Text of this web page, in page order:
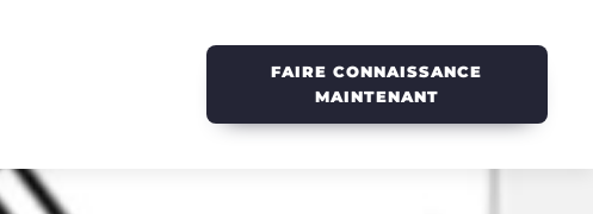
FAIRE CONNAISSANCE
MAINTENANT